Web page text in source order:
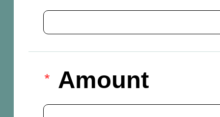
Amount